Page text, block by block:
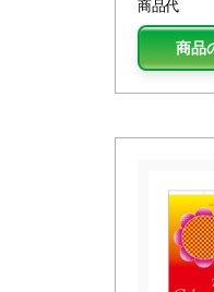
商品代
商品